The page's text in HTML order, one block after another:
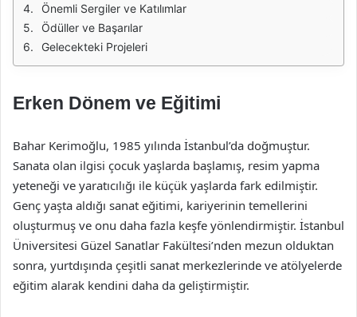
Önemli Sergiler ve Katılımlar
Ödüller ve Başarılar
Gelecekteki Projeleri
Erken Dönem ve Eğitimi
Bahar Kerimoğlu, 1985 yılında İstanbul’da doğmuştur.
Sanata olan ilgisi çocuk yaşlarda başlamış, resim yapma
yeteneği ve yaratıcılığı ile küçük yaşlarda fark edilmiştir.
Genç yaşta aldığı sanat eğitimi, kariyerinin temellerini
oluşturmuş ve onu daha fazla keşfe yönlendirmiştir. İstanbul
Üniversitesi Güzel Sanatlar Fakültesi’nden mezun olduktan
sonra, yurtdışında çeşitli sanat merkezlerinde ve atölyelerde
eğitim alarak kendini daha da geliştirmiştir.